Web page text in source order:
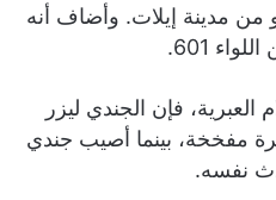
19 عاما، وهو من مدينة إيلات. وأضاف أنه
601.
فإن الجندي ليزر
مفخخة، بينما أصيب جندي
نفسه.